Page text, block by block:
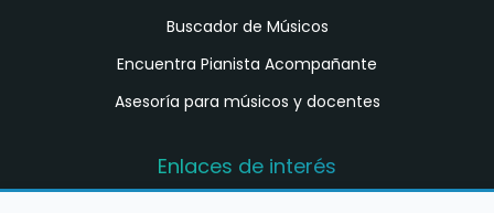
Buscador de Músicos
Encuentra Pianista Acompañante
Asesoría para músicos y docentes
Enlaces de interés